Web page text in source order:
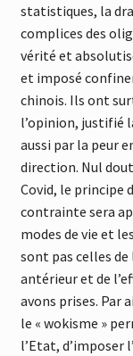
statistiques, la
complices des
vérité et
et imposé
chinois. Ils ont
l’opinion, justifié
aussi par la peur
direction. Nul
Covid, le
contrainte sera
modes de vie et
sont pas celles
antérieur et de
avons prises. Par
le « wokisme »
l’Etat, d’imposer